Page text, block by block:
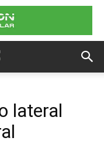
lateral